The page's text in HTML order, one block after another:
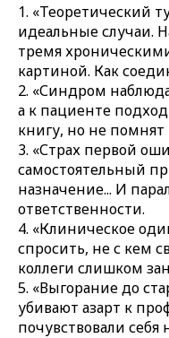
1. «Теоретический
идеальные случаи.
тремя
картиной. Как
2. «Синдром
а к пациенте
книгу, но не
3. «Страх первой
самостоятельный
назначение... И
ответственности.
4. «Клиническое
спросить, не с кем
коллеги слишком
5. «Выгорание до
убивают азарт к
почувствовали